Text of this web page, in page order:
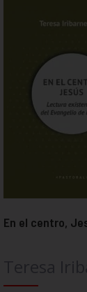
En el centro,